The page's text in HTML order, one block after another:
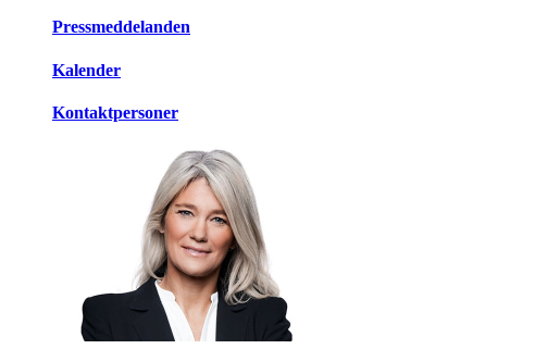
Pressmeddelanden
Kalender
Kontaktpersoner